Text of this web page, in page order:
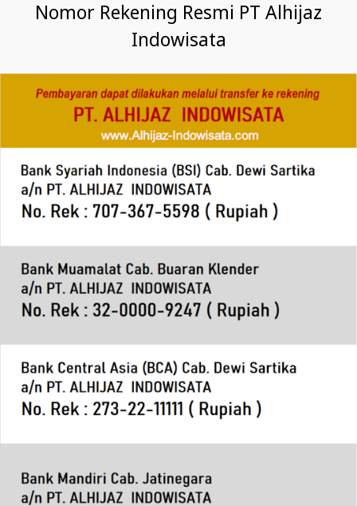
Nomor Rekening Resmi PT Alhijaz
Indowisata